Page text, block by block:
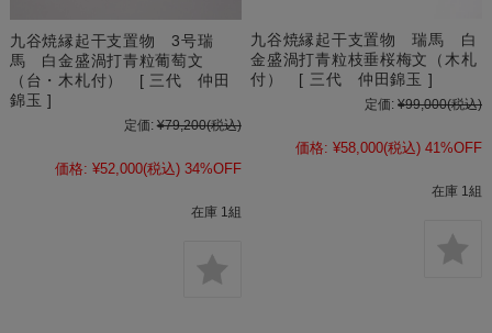
九谷焼縁起干支置物 3号瑞
馬 白金盛渦打青粒葡萄文
（台・木札付） [ 三代 仲田
錦玉 ]
定価: ¥79,200(税込)
価格: ¥52,000(税込) 34%OFF
在庫 1組
九谷焼縁起干支置物 瑞馬 白
金盛渦打青粒枝垂桜梅文（木札
付） [ 三代 仲田錦玉 ]
定価: ¥99,000(税込)
価格: ¥58,000(税込) 41%OFF
在庫 1組